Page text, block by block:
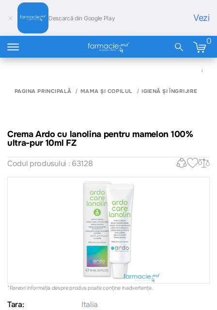
Descarcă din Google Play Vezi
0
PAGINA PRINCIPALĂ MAMA ȘI COPILUL IGIENĂ ȘI ÎNGRIJIRE
Crema Ardo cu lanolina pentru mamelon 100%
ultra-pur 10ml FZ
Codul produsului : 63128
*Rareori informația despre produs poate conţine inadvertenţe.
Tara:
Italia